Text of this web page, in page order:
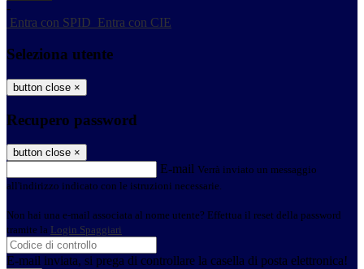
-
Entra con SPID Entra con CIE
Seleziona utente
button close ×
Recupero password
button close ×
E-mail Verrà inviato un messaggio
all'indirizzo indicato con le istruzioni necessarie.
Non hai una e-mail associata al nome utente? Effettua il reset della password
tramite la Login Spaggiari
E-mail inviata, si prega di controllare la casella di posta elettronica!